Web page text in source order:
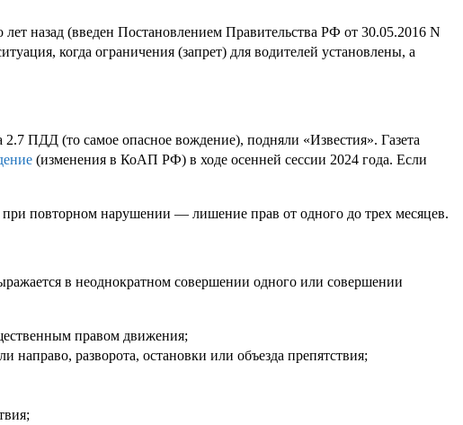
назад (введен Постановлением Правительства РФ от 30.05.2016 N
когда ограничения (запрет) для водителей установлены, а
ПДД (то самое опасное вождение), подняли «Известия». Газета
(изменения в КоАП РФ) в ходе осенней сессии 2024 года. Если
повторном нарушении — лишение прав от одного до трех месяцев.
в неоднократном совершении одного или совершении
правом движения;
разворота, остановки или объезда препятствия;